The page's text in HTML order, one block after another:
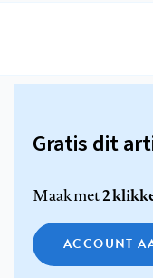
Gratis dit
Maak met2
ACCOUNT